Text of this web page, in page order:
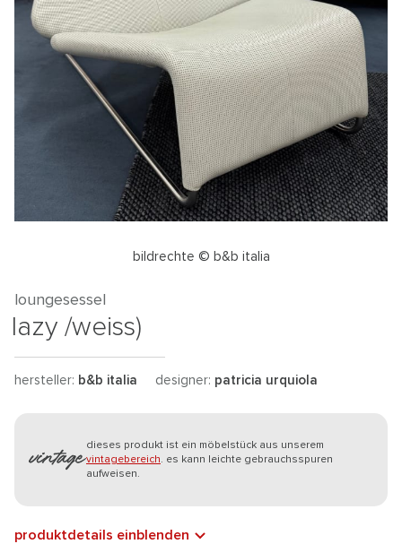
bildrechte © b&b italia
loungesessel
lazy /weiss)
hersteller: b&b italia designer: patricia urquiola
dieses produkt ist ein möbelstück aus unserem
vintagebereich. es kann leichte gebrauchsspuren
aufweisen.
produktdetails einblenden